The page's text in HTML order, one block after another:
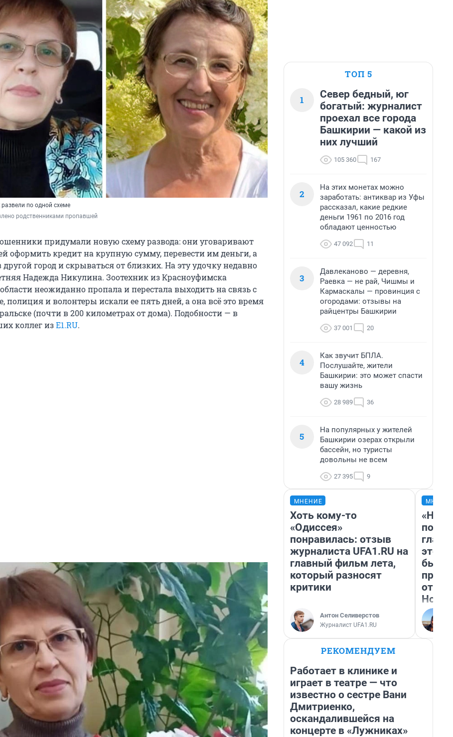
по одной схеме
родственниками пропавшей
придумали новую схему развода: они уговаривают
оформить кредит на крупную сумму, перевести им деньги, а
другой город и скрываться от близких. На эту удочку недавно
Надежда Никулина. Зоотехник из Красноуфимска
неожиданно пропала и перестала выходить на связь с
полиция и волонтеры искали ее пять дней, а она всё это время
(почти в 200 километрах от дома). Подобности — в
коллег изE1.RU.
ТОП 5
1
Север бедный, юг
богатый: журналист
проехал все города
Башкирии — какой из
них лучший
105 360 167
2
На этих монетах можно
заработать: антиквар из Уфы
рассказал, какие редкие
деньги 1961 по 2016 год
обладают ценностью
47 092 11
3
Давлеканово — деревня,
Раевка — не рай, Чишмы и
Кармаскалы — провинция с
огородами: отзывы на
райцентры Башкирии
37 001 20
4
Как звучит БПЛА.
Послушайте, жители
Башкирии: это может спасти
вашу жизнь
28 989 36
5
На популярных у жителей
Башкирии озерах открыли
бассейн, но туристы
довольны не всем
27 395 9
МНЕНИЕ
Хоть кому-то
«Одиссея»
понравилась: отзыв
журналиста UFA1.RU на
главный фильм лета,
который разносят
критики
Антон Селиверстов
Журналист UFA1.RU
этого
бьет
РЕКОМЕНДУЕМ
Работает в клинике и
играет в театре — что
известно о сестре Вани
Дмитриенко,
оскандалившейся на
концерте в «Лужниках»